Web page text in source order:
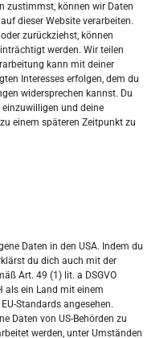
zustimmst, können wir Daten
dieser Website verarbeiten.
zurückziehst, können
werden. Wir teilen
kann mit deiner
Interesses erfolgen, dem du
widersprechen kannst. Du
einzuwilligen und deine
einem späteren Zeitpunkt zu
Daten in den USA. Indem du
du dich auch mit der
Art. 49 (1) lit. a DSGVO
als ein Land mit einem
Standards angesehen.
Daten von US-Behörden zu
werden, unter Umständen
F S S
1
7 8
14 15 16